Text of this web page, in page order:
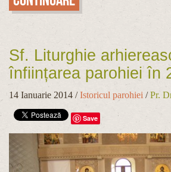
Sf. Liturghie
înființarea parohiei în
14 Ianuarie 2014 /Istoricul parohiei /Pr.
Save